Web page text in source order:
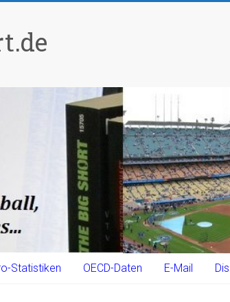
Statistiken OECD-Daten E-Mail